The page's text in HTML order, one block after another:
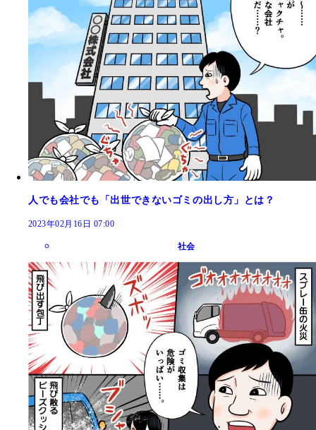
人でも会社でも「出世できないゴミの出し方」とは？
2023年02月16日 07:00
社会